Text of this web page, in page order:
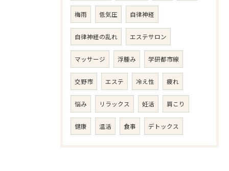
梅雨 低気圧 自律神経
自律神経の乱れ エステサロン
マッサージ 浮腫み 学研都市線
交野市 エステ 冷え性 疲れ
悩み リラックス 妊活 肩こり
健康 温活 食事 デトックス